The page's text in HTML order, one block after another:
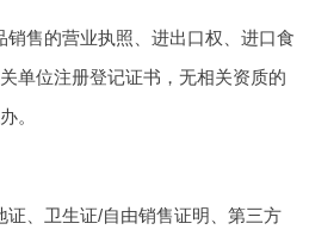
销售的营业执照、进出口权、进口食
单位注册登记证书，无相关资质的
。
证、卫生证/自由销售证明、第三方